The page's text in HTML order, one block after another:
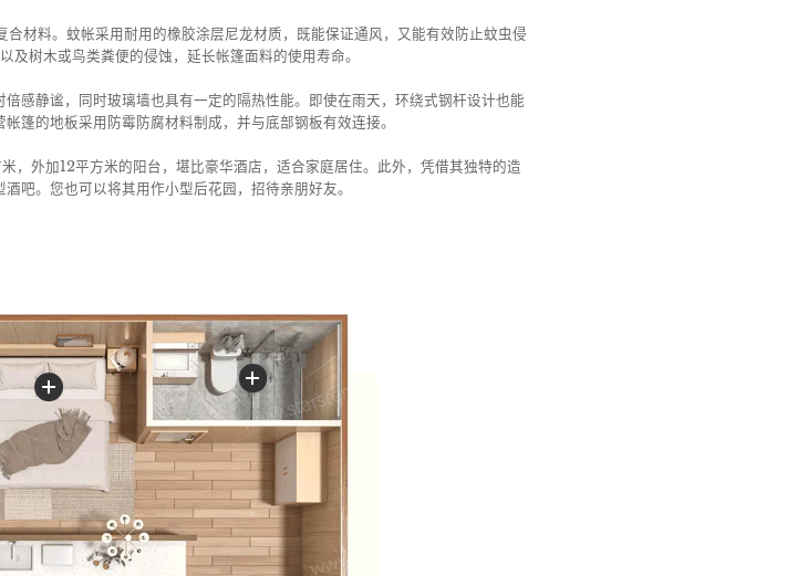
材料。蚊帐采用耐用的橡胶涂层尼龙材质，既能保证通风，又能有效防止蚊虫侵
及树木或鸟类粪便的侵蚀，延长帐篷面料的使用寿命。
感静谧，同时玻璃墙也具有一定的隔热性能。即使在雨天，环绕式钢杆设计也能
篷的地板采用防霉防腐材料制成，并与底部钢板有效连接。
外加12平方米的阳台，堪比豪华酒店，适合家庭居住。此外，凭借其独特的造
吧。您也可以将其用作小型后花园，招待亲朋好友。